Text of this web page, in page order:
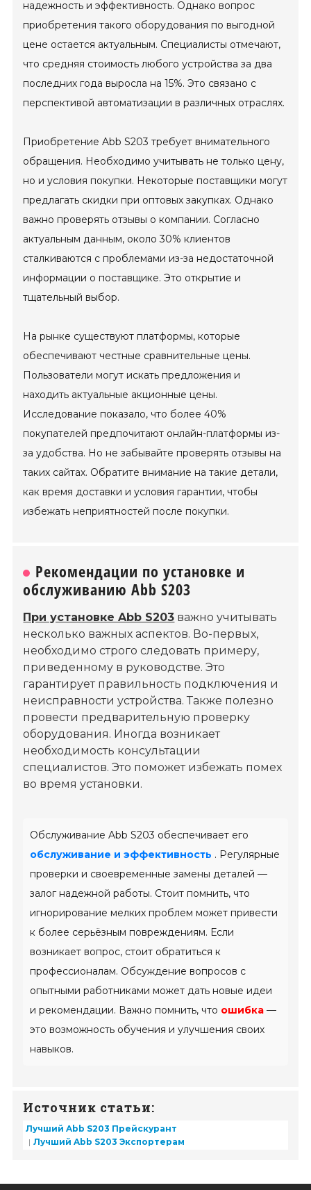
надежность и эффективность. Однако вопрос
приобретения такого оборудования по выгодной
цене остается актуальным. Специалисты отмечают,
что средняя стоимость любого устройства за два
последних года выросла на 15%. Это связано с
перспективой автоматизации в различных отраслях.
Приобретение Abb S203 требует внимательного
обращения. Необходимо учитывать не только цену,
но и условия покупки. Некоторые поставщики могут
предлагать скидки при оптовых закупках. Однако
важно проверять отзывы о компании. Согласно
актуальным данным, около 30% клиентов
сталкиваются с проблемами из-за недостаточной
информации о поставщике. Это открытие и
тщательный выбор.
На рынке существуют платформы, которые
обеспечивают честные сравнительные цены.
Пользователи могут искать предложения и
находить актуальные акционные цены.
Исследование показало, что более 40%
покупателей предпочитают онлайн-платформы из-
за удобства. Но не забывайте проверять отзывы на
таких сайтах. Обратите внимание на такие детали,
как время доставки и условия гарантии, чтобы
избежать неприятностей после покупки.
Рекомендации по установке и
обслуживанию Abb S203
При установке Abb S203 важно учитывать
несколько важных аспектов. Во-первых,
необходимо строго следовать примеру,
приведенному в руководстве. Это
гарантирует правильность подключения и
неисправности устройства. Также полезно
провести предварительную проверку
оборудования. Иногда возникает
необходимость консультации
специалистов. Это поможет избежать помех
во время установки.
Обслуживание Abb S203 обеспечивает его
обслуживание и эффективность . Регулярные
проверки и своевременные замены деталей —
залог надежной работы. Стоит помнить, что
игнорирование мелких проблем может привести
к более серьёзным повреждениям. Если
возникает вопрос, стоит обратиться к
профессионалам. Обсуждение вопросов с
опытными работниками может дать новые идеи
и рекомендации. Важно помнить, что ошибка —
это возможность обучения и улучшения своих
навыков.
Источник статьи:
Лучший Abb S203 Прейскурант
Лучший Abb S203 Экспортерам